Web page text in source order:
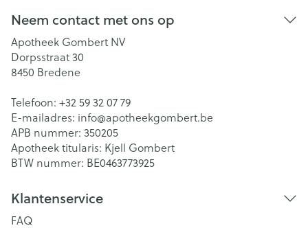
Neem contact met ons op
Apotheek Gombert NV
Dorpsstraat 30
8450 Bredene
Telefoon: +32 59 32 07 79
E-mailadres: info@apotheekgombert.be
APB nummer: 350205
Apotheek titularis: Kjell Gombert
BTW nummer: BE0463773925
Klantenservice
FAQ